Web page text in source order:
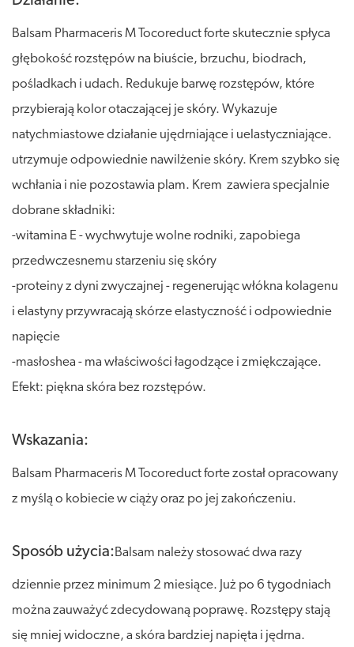
Balsam Pharmaceris M Tocoreduct forte skutecznie spłyca
głębokość rozstępów na biuście, brzuchu, biodrach,
pośladkach i udach. Redukuje barwę rozstępów, które
przybierają kolor otaczającej je skóry. Wykazuje
natychmiastowe działanie ujędrniające i uelastyczniające.
utrzymuje odpowiednie nawilżenie skóry. Krem szybko się
wchłania i nie pozostawia plam. Krem zawiera specjalnie
dobrane składniki:
-witamina E - wychwytuje wolne rodniki, zapobiega
przedwczesnemu starzeniu się skóry
-proteiny z dyni zwyczajnej - regenerując włókna kolagenu
i elastyny przywracają skórze elastyczność i odpowiednie
napięcie
-masłoshea - ma właściwości łagodzące i zmiękczające.
Efekt: piękna skóra bez rozstępów.
Wskazania:
Balsam Pharmaceris M Tocoreduct forte został opracowany
z myślą o kobiecie w ciąży oraz po jej zakończeniu.
Sposób użycia:Balsam należy stosować dwa razy
dziennie przez minimum 2 miesiące. Już po 6 tygodniach
można zauważyć zdecydowaną poprawę. Rozstępy stają
się mniej widoczne, a skóra bardziej napięta i jędrna.